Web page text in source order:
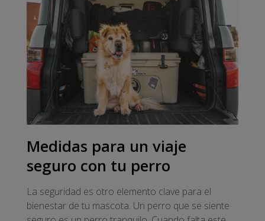
Medidas para un viaje
seguro con tu perro
La seguridad es otro elemento clave para el
bienestar de tu mascota. Un perro que se siente